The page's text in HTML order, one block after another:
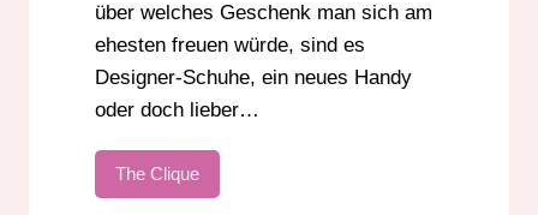
über welches Geschenk man sich am
ehesten freuen würde, sind es
Designer-Schuhe, ein neues Handy
oder doch lieber…
The Clique